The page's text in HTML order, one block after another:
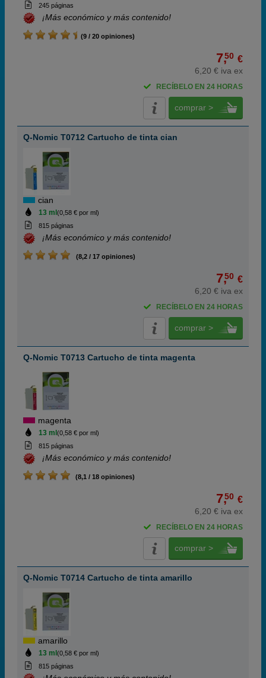
245 páginas
¡Más económico y más contenido!
(9 / 20 opiniones)
7,50 €
6,20 € iva ex
RECÍBELO EN 24 HORAS
comprar >
Q-Nomic T0712 Cartucho de tinta cian
cian
13 ml (0,58 € por ml)
815 páginas
¡Más económico y más contenido!
(8,2 / 17 opiniones)
7,50 €
6,20 € iva ex
RECÍBELO EN 24 HORAS
comprar >
Q-Nomic T0713 Cartucho de tinta magenta
magenta
13 ml (0,58 € por ml)
815 páginas
¡Más económico y más contenido!
(8,1 / 18 opiniones)
7,50 €
6,20 € iva ex
RECÍBELO EN 24 HORAS
comprar >
Q-Nomic T0714 Cartucho de tinta amarillo
amarillo
13 ml (0,58 € por ml)
815 páginas